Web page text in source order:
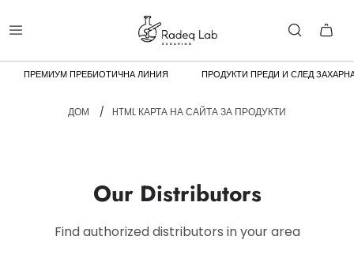
ПРЕМИУМ ПРЕБИОТИЧНА ЛИНИЯ ПРОДУКТИ ПРЕДИ И СЛЕД
ДОМ / HTML КАРТА НА САЙТА ЗА ПРОДУКТИ
Our Distributors
Find authorized distributors in your area